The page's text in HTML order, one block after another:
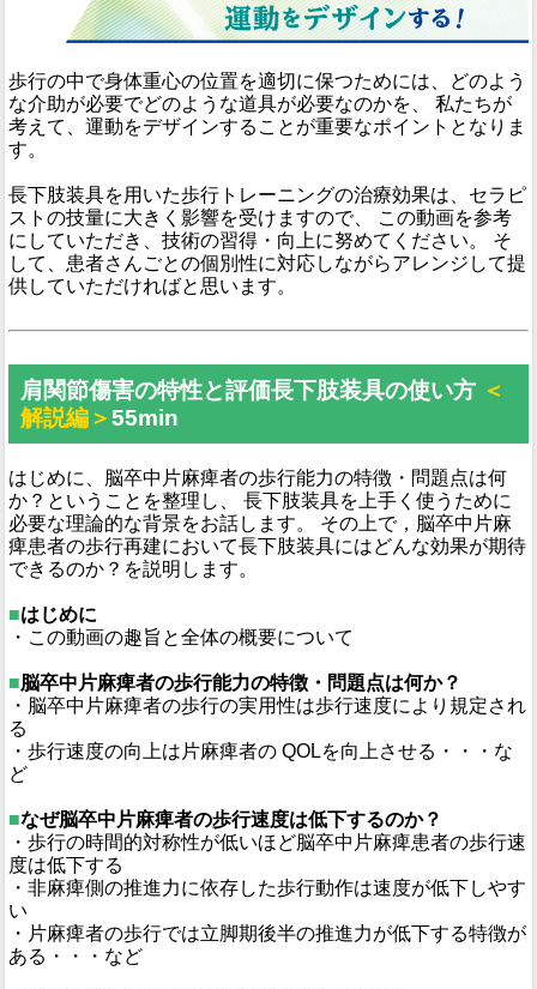
歩行の中で身体重心の位置を適切に保つためには、どのよう
な介助が必要でどのような道具が必要なのかを、 私たちが
考えて、運動をデザインすることが重要なポイントとなりま
す。
長下肢装具を用いた歩行トレーニングの治療効果は、セラピ
ストの技量に大きく影響を受けますので、 この動画を参考
にしていただき、技術の習得・向上に努めてください。 そ
して、患者さんごとの個別性に対応しながらアレンジして提
供していただければと思います。
肩関節傷害の特性と評価長下肢装具の使い方 ＜
解説編＞55min
はじめに、脳卒中片麻痺者の歩行能力の特徴・問題点は何
か？ということを整理し、 長下肢装具を上手く使うために
必要な理論的な背景をお話します。 その上で，脳卒中片麻
痺患者の歩行再建において長下肢装具にはどんな効果が期待
できるのか？を説明します。
■はじめに
・この動画の趣旨と全体の概要について
■脳卒中片麻痺者の歩行能力の特徴・問題点は何か？
・脳卒中片麻痺者の歩行の実用性は歩行速度により規定され
る
・歩行速度の向上は片麻痺者の QOLを向上させる・・・な
ど
■なぜ脳卒中片麻痺者の歩行速度は低下するのか？
・歩行の時間的対称性が低いほど脳卒中片麻痺患者の歩行速
度は低下する
・非麻痺側の推進力に依存した歩行動作は速度が低下しやす
い
・片麻痺者の歩行では立脚期後半の推進力が低下する特徴が
ある・・・など